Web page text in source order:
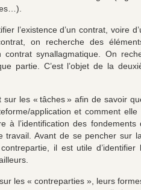
l’existence d’un contrat, voire
on recherche des
contrat synallagmatique. On
partie. C’est l’objet de la
les « tâches » afin de savoir
application et comment elle
à l’identification des fondements
travail. Avant de se pencher sur
contrepartie, il est utile
les « contreparties », leurs